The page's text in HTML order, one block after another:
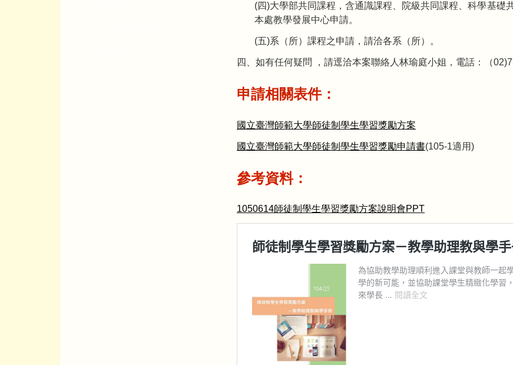
(四)大學部共同課程，含通識課程、院級共同課程、科學基礎
本處教學發展中心申請。
(五)系（所）課程之申請，請洽各系（所）。
四、如有任何疑問 ，請逕洽本案聯絡人林瑜庭小姐，電話：（
申請相關表件：
國立臺灣師範大學師徒制學生學習獎勵方案
國立臺灣師範大學師徒制學生學習獎勵申請書(105-1適用)
參考資料：
1050614師徒制學生學習獎勵方案說明會PPT